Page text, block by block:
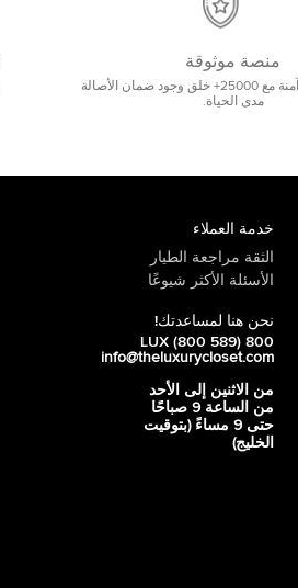
منصة موثوقة
صفيحة موثوقة وآمنة مع 25000+ خلق وجود ضمان الأصالة
مدى الحياة.
خدمة العملاء
الثقة مراجعة الطيار
الأسئلة الأكثر شيوعًا
نحن هنا لمساعدتك!
800 LUX (800 589)
info@theluxurycloset.com
من الاثنين إلى الأحد
من الساعة 9 صباحًا
حتى 9 مساءً (بتوقيت
الخليج)